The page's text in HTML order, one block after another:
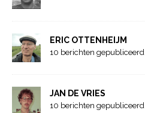
ERIC OTTENHEIJM
10 berichten gepubliceerd
JAN DE VRIES
10 berichten gepubliceerd